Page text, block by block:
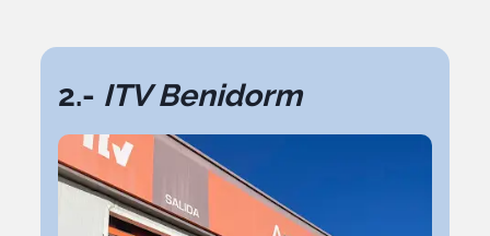
2.- ITV Benidorm